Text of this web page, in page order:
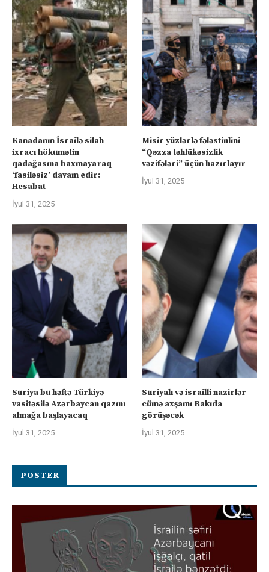
Kanadanın İsrailə silah
ixracı hökumətin
qadağasına baxmayaraq
‘fasiləsiz’ davam edir:
Hesabat
İyul 31, 2025
Misir yüzlərlə fələstinlini
“Qəzza təhlükəsizlik
vəzifələri” üçün hazırlayır
İyul 31, 2025
Suriya bu həftə Türkiyə
vasitəsilə Azərbaycan qazını
almağa başlayacaq
İyul 31, 2025
Suriyalı və israilli nazirlər
cümə axşamı Bakıda
görüşəcək
İyul 31, 2025
POSTER